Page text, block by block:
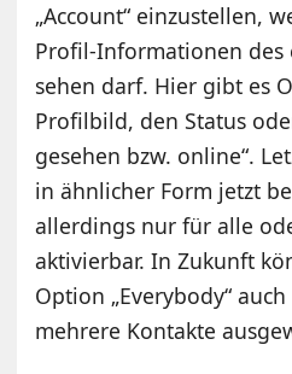
„Account“ einzustellen,
Profil-Informationen des
sehen darf. Hier gibt es
Profilbild, den Status
gesehen bzw. online“.
in ähnlicher Form jetzt
allerdings nur für alle
aktivierbar. In Zukunft
Option „Everybody“
mehrere Kontakte